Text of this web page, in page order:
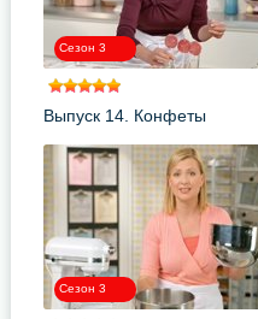
Сезон 3
Выпуск 14. Конфеты
Сезон 3